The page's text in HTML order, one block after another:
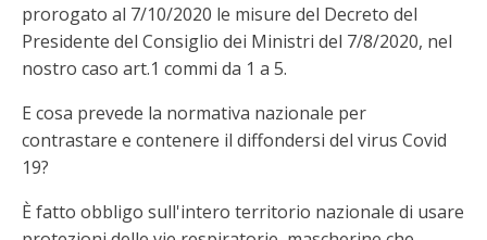
prorogato al 7/10/2020 le misure del Decreto del
Presidente del Consiglio dei Ministri del 7/8/2020, nel
nostro caso art.1 commi da 1 a 5.
E cosa prevede la normativa nazionale per
contrastare e contenere il diffondersi del virus Covid
19?
È fatto obbligo sull'intero territorio nazionale di usare